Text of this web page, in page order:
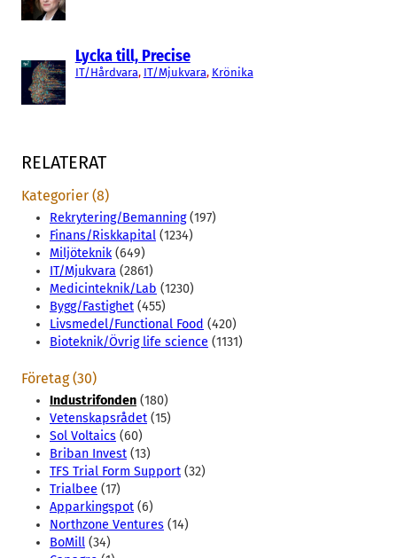
Lycka till, Precise
IT/Hårdvara, IT/Mjukvara, Krönika
RELATERAT
Kategorier (8)
Rekrytering/Bemanning(197)
Finans/Riskkapital (1234)
Miljöteknik(649)
IT/Mjukvara (2861)
Medicinteknik/Lab (1230)
Bygg/Fastighet (455)
Livsmedel/Functional Food (420)
Bioteknik/Övrig life science (1131)
Företag (30)
Industrifonden (180)
Vetenskapsrådet (15)
Sol Voltaics (60)
Briban Invest (13)
TFS Trial Form Support (32)
Trialbee (17)
Apparkingspot (6)
Northzone Ventures (14)
BoMill (34)